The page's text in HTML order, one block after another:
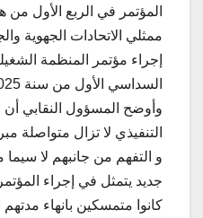
المؤتمر في الربع الأول من
ممثلي الاتحادات الجهوية
إجراء مؤتمر المنظمة
السداسي الأول من سنة 2025”.
وأوضح المسؤول النقابي
التنفيذي لا تزال متواصلة
و التفهم من جانبهم لا
كانوا متمسكين بانهاء مدتهم